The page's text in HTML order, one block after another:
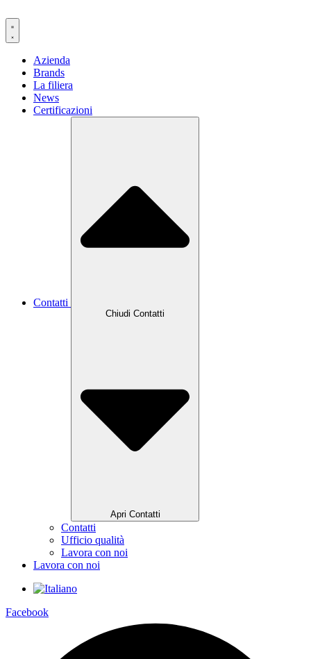
Azienda
Brands
La filiera
News
Certificazioni
Contatti
Chiudi Contatti
Apri Contatti
Contatti
Ufficio qualità
Lavora con noi
Lavora con noi
Facebook